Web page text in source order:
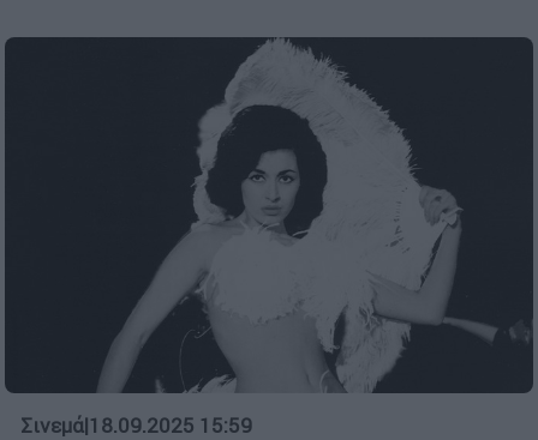
Σινεμά|18.09.2025 15:59